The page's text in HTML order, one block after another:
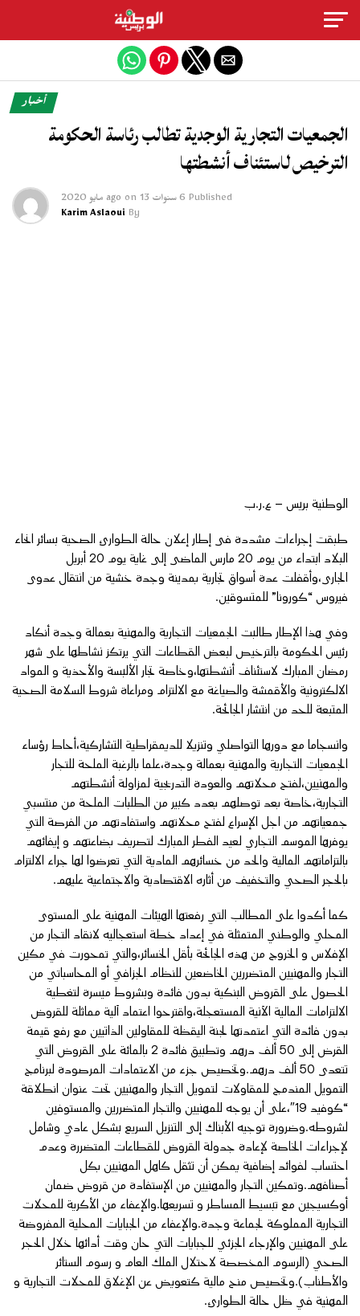
أخبار
الجمعيات التجارية الوجدية تطالب رئاسة الحكومة
الترخيص لاستئناف أنشطتها
Published 6 سنوات ago on 13 مايو 2020
By
Karim Aslaoui
الوطنية بريس – ع.ر.ب
طبقت إجراءات مشددة فى إطار إعلان حالة الطوارئ الصحية بسائر انحاء
البلاد ابتداء من يوم 20 مارس الماضى إلى غاية يوم 20 أبريل
الجارى،وأقفلت عدة أسواق تجارية بمدينة وجدة خشية من انتقال عدوى
فيروس “كورونا” للمتسوقين.
وفي هذا الإطار طالبت الجمعيات التجارية والمهنية بعمالة وجدة أنكاد
رئيس الحكومة بالترخيص لبعض القطاعات التي يرتكز نشاطها على شهر
رمضان المبارك لاستئناف أنشطتها،وخاصة تجار الألبسة والأحذية و المواد
الالكترونية والأقمشة والصياغة مع الالتزام ومراعاة شروط السلامة الصحية
المتبعة للحد من انتشار الجائحة.
وانسجاما مع دورها التواصلي وتنزيلا للديمقراطية التشاركية،أحاط رؤساء
الجمعيات التجارية والمهنية بعمالة وجدة،علما بالرغبة الملحة للتجار
والمهنيين،لفتح محلاتهم والعودة التدريجية لمزاولة أنشطتهم
التجارية،خاصة بعد توصلهم بعدد كبير من الطلبات الملحة من منتسبي
جمعياتهم من اجل الإسراع لفتح محلاتهم واستفادتهم من الفرصة التي
يوفرها الموسم التجاري لعيد الفطر المبارك لتصريف بضاعتهم و إيفائهم
بالتزاماتهم المالية والحد من خسائرهم المادية التي تعرضوا لها جراء الالتزام
بالحجر الصحي والتخفيف من أثاره الاقتصادية والاجتماعية عليهم.
كما أكدوا على المطالب التي رفعتها الهيئات المهنية على المستوى
المحلي والوطني المتمثلة في إعداد خطة استعجاليه لانقاد التجار من
الإفلاس و الخروج من هذه الجائحة بأقل الخسائر،والتي تمحورت في مكين
التجار والمهنيين المتضررين الخاضعين للنظام الجزافي أو المحاسباتي من
الحصول على القروض البنكية بدون فائدة وبشروط ميسرة لتغطية
الالتزامات المالية الآنية المستعجلة،واقترحوا اعتماد آلية مماثلة للقروض
بدون فائدة التي اعتمدتها لجنة اليقظة للمقاولين الذاتيين مع رفع قيمة
القرض إلى 50 ألف درهم وتطبيق فائدة 2 بالمائة على القروض التي
تتعدى 50 ألف درهم.وتخصيص جزء من الاعتمادات المرصودة لبرنامج
التمويل المندمج للمقاولات لتمويل التجار والمهنيين تحت عنوان انطلاقة
“كوفيد 19″،على أن يوجه للمهنيين والتجار المتضررين والمستوفين
لشروطه.وضرورة توجيه الأبناك إلى التنزيل السريع بشكل عادي وشامل
لإجراءات الخاصة لإعادة جدولة القروض للقطاعات المتضررة وعدم
احتساب لفوائد إضافية يمكن أن تثقل كاهل المهنيين بكل
أصنافهم.وتمكين التجار والمهنيين من الإستفادة من قروض ضمان
أوكسيجين مع تبسيط المساطر و تسريعها.والإعفاء من الأكرية للمحلات
التجارية المملوكة لجماعة وجدة.والإعفاء من الجبايات المحلية المفروضة
على المهنيين والإرجاء الجزئي للجبايات التي حان وقت أدائها خلال الحجر
الصحي (الرسوم المخصصة لاحتلال الملك العام و رسوم الستائر
والأطناب).وتخصيص منح مالية كتعويض عن الإغلاق للمحلات التجارية و
المهنية في ظل حالة الطوارئ.
Exit mobile version